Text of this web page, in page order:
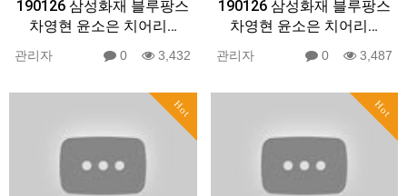
190126 삼성화재 블루팡스
차영현 윤소은 치어리…
관리자 0 3,432
190126 삼성화재 블루팡스
차영현 윤소은 치어리…
관리자 0 3,487
Hot Hot